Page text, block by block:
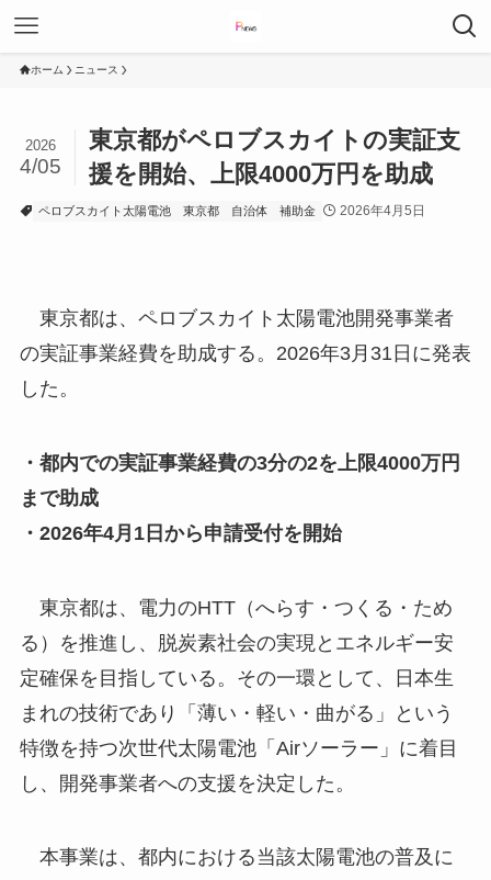
ホーム ニュース
東京都がペロブスカイトの実証支
援を開始、上限4000万円を助成
2026
4/05
ペロブスカイト太陽電池 東京都 自治体 補助金 2026年4月5日
東京都は、ペロブスカイト太陽電池開発事業者
の実証事業経費を助成する。2026年3月31日に発表
した。
・都内での実証事業経費の3分の2を上限4000万円
まで助成
・2026年4月1日から申請受付を開始
東京都は、電力のHTT（へらす・つくる・ため
る）を推進し、脱炭素社会の実現とエネルギー安
定確保を目指している。その一環として、日本生
まれの技術であり「薄い・軽い・曲がる」という
特徴を持つ次世代太陽電池「Airソーラー」に着目
し、開発事業者への支援を決定した。
本事業は、都内における当該太陽電池の普及に